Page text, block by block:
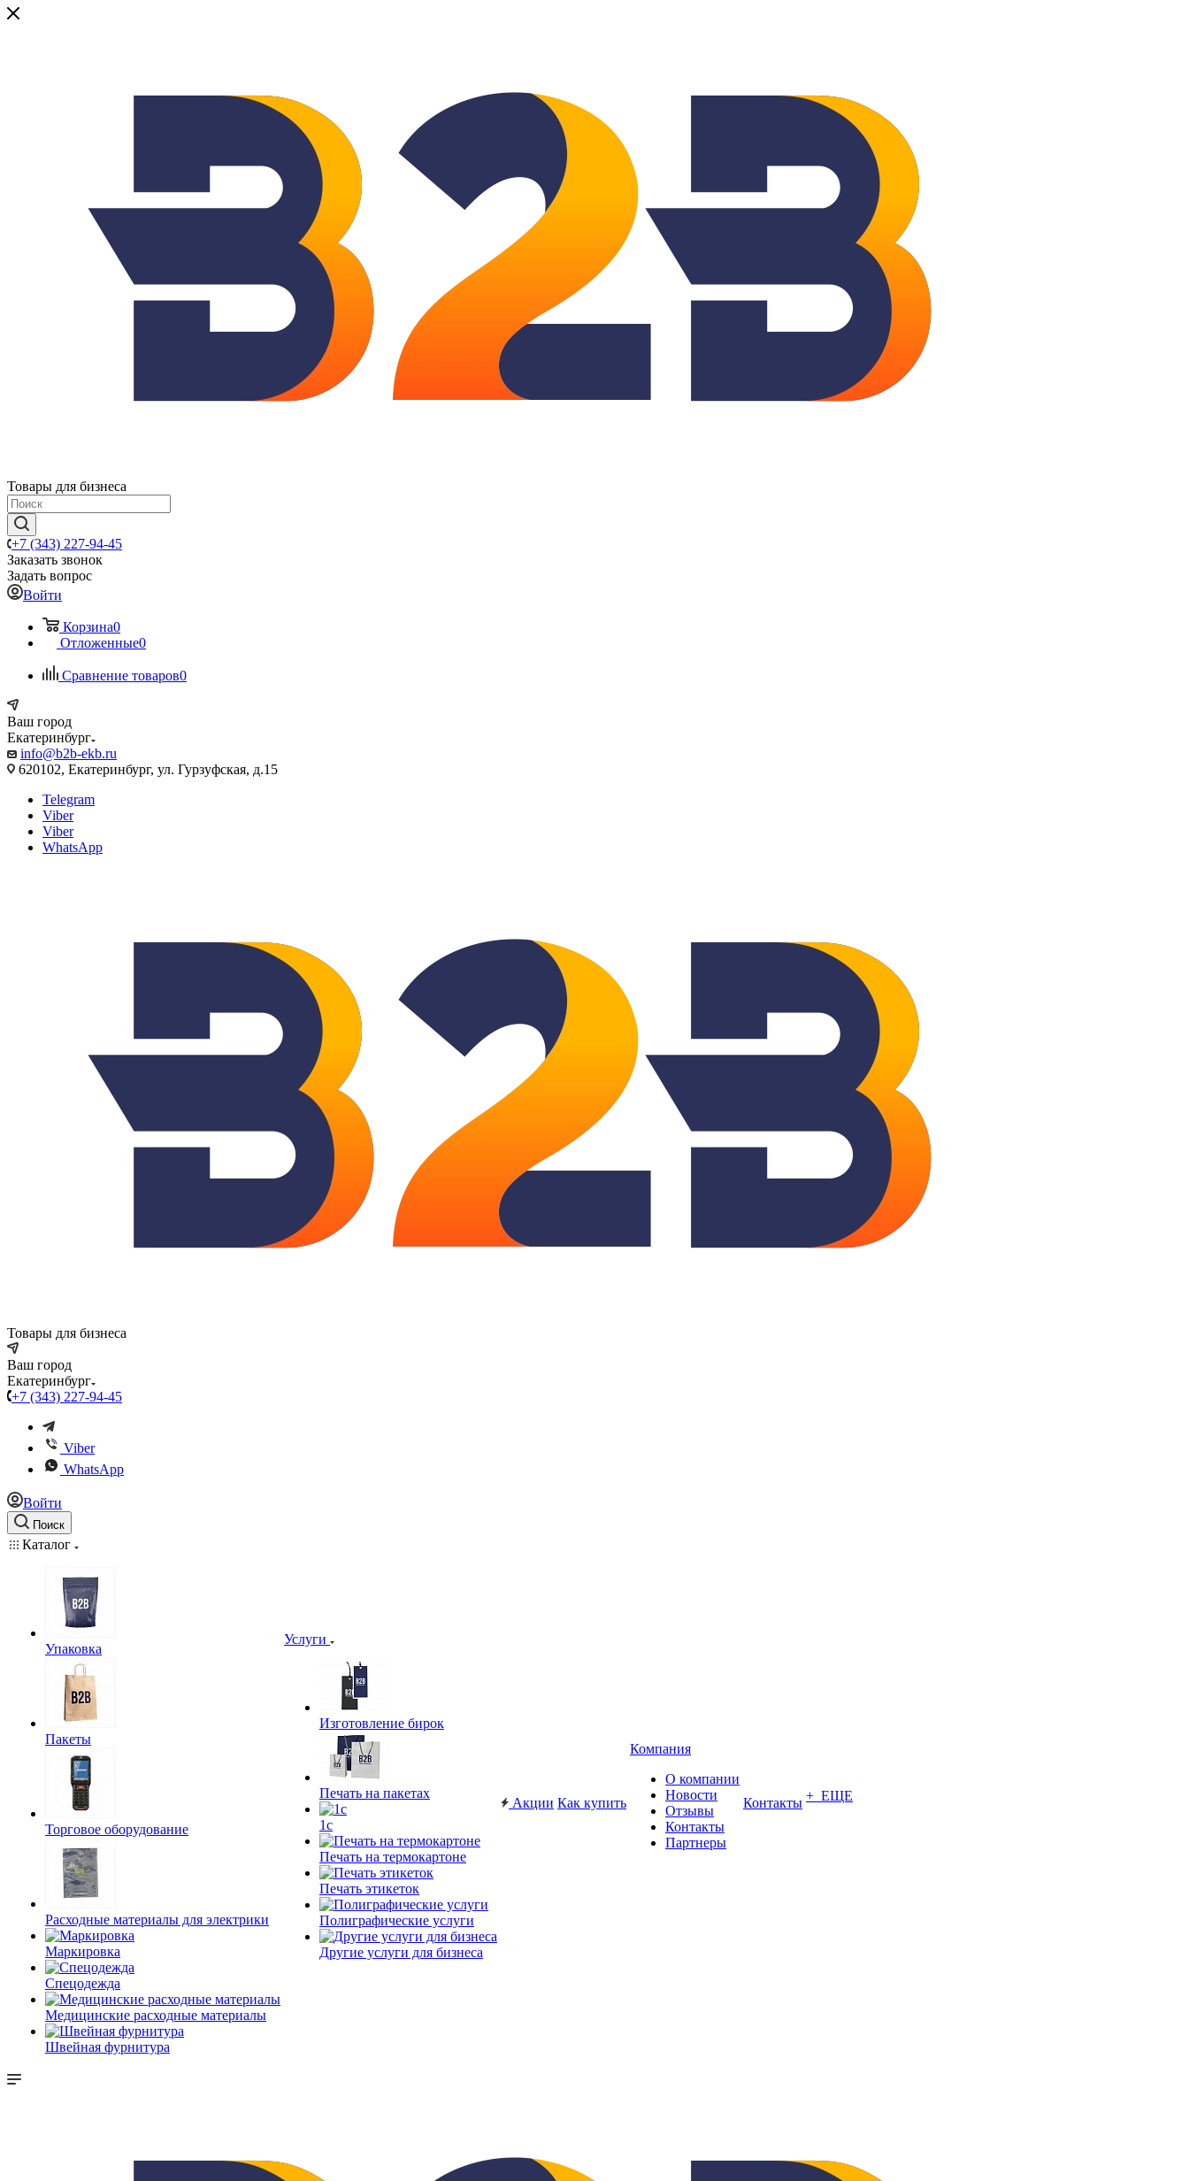
Товары для бизнеса
+7 (343) 227-94-45
Заказать звонок
Задать вопрос
Войти
Корзина0
Отложенные0
Сравнение товаров0
Ваш город
Екатеринбург
info@b2b-ekb.ru
620102, Екатеринбург, ул. Гурзуфская, д.15
Telegram
Viber
Viber
WhatsApp
Товары для бизнеса
Ваш город
Екатеринбург
+7 (343) 227-94-45
Viber
WhatsApp
Войти
Поиск
Каталог
Упаковка
Пакеты
Торговое оборудование
Расходные материалы для электрики
Маркировка
Спецодежда
Медицинские расходные материалы
Швейная фурнитура
Услуги
Изготовление бирок
Печать на пакетах
1c
Печать на термокартоне
Печать этикеток
Полиграфические услуги
Другие услуги для бизнеса
Акции Как купить
Компания
О компании
Новости
Отзывы
Контакты
Партнеры
Контакты + ЕЩЕ